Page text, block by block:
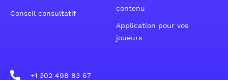
Conseil consultatif
contenu
Application pour vos
joueurs
+1 302 498 83 67